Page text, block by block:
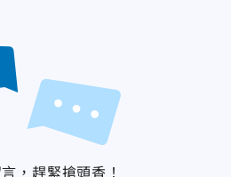
，趕緊搶頭香！